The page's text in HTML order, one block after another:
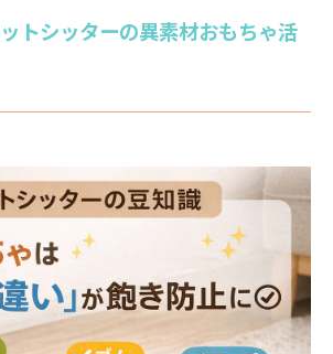
トシッターの異素材おもちゃ活